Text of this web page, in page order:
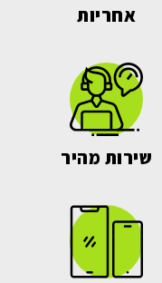
אחריות
שירות מהיר